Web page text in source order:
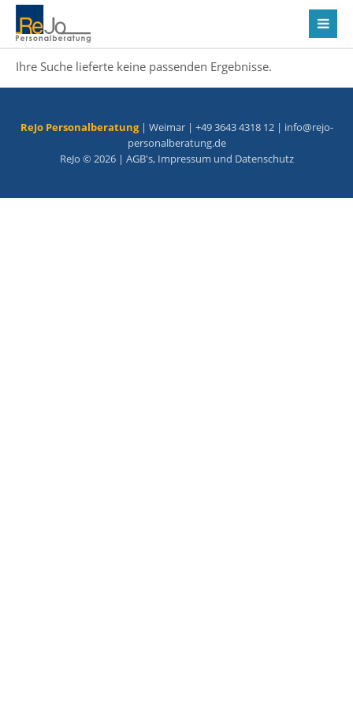
Ihre Suche lieferte keine passenden Ergebnisse.
ReJo Personalberatung| Weimar | +49 3643 4318 12 | info@rejo-
personalberatung.de
ReJo © 2026 | AGB's, Impressum und Datenschutz